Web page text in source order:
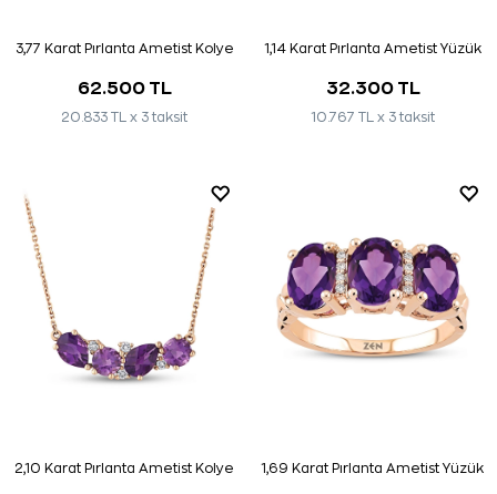
3,77 Karat Pırlanta Ametist Kolye
62.500 TL
20.833 TL x 3 taksit
1,14 Karat Pırlanta Ametist Yüzük
32.300 TL
10.767 TL x 3 taksit
2,10 Karat Pırlanta Ametist Kolye 1,69 Karat Pırlanta Ametist Yüzük